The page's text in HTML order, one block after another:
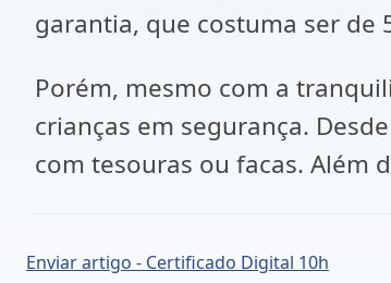
garantia, que costuma ser de
Porém, mesmo com a
crianças em segurança.
com tesouras ou facas. Além
Enviar artigo - Certificado Digital 10h